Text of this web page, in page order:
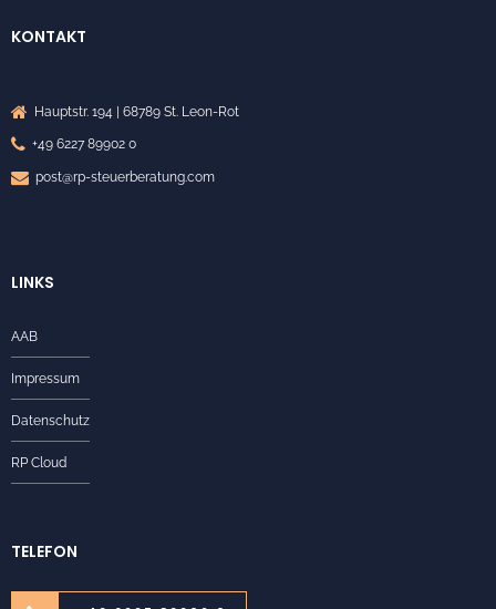
KONTAKT
Hauptstr. 194 | 68789 St. Leon-Rot
+49 6227 89902 0
post@rp-steuerberatung.com
LINKS
AAB
Impressum
Datenschutz
RP Cloud
TELEFON